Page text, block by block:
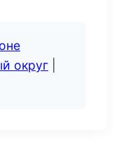
округ